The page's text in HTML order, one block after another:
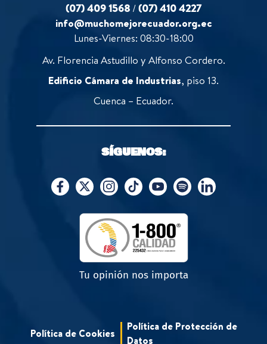
(07) 409 1568 /(07) 410 4227
info@muchomejorecuador.org.ec
Lunes-Viernes: 08:30-18:00
Av. Florencia Astudillo y Alfonso Cordero.
Edificio Cámara de Industrias, piso 13.
Cuenca – Ecuador.
SÍGUENOS:
Tu opinión nos importa
Política de Cookies
Política de Protección de
Datos